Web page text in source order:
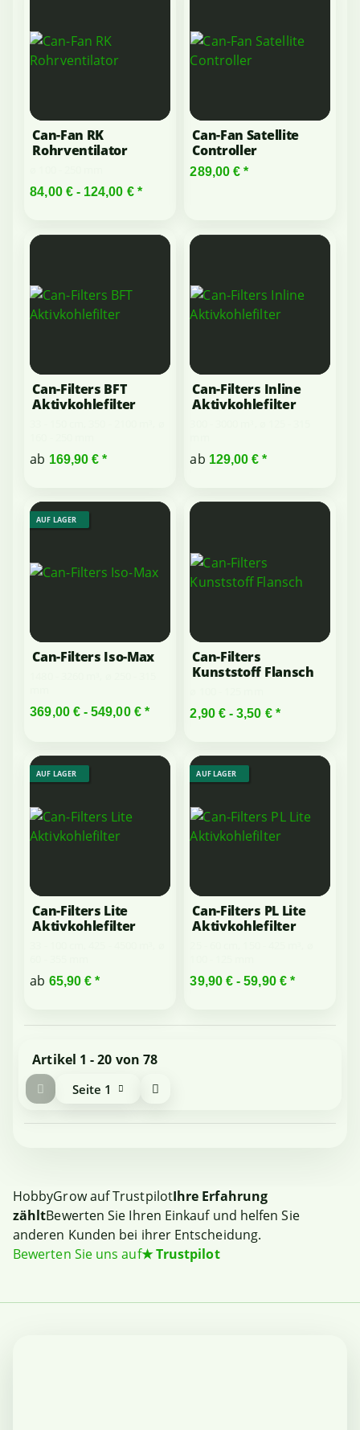
Can-Fan RK
Rohrventilator
84,00 € - 124,00 € *
Can-Fan Satellite
Controller
289,00 €*
Can-Filters BFT
Aktivkohlefilter
ab 169,90 €*
Can-Filters Inline
Aktivkohlefilter
ab 129,00 €*
AUF LAGER
Can-Filters Iso-Max
369,00 € -549,00 € *
Can-Filters
Kunststoff Flansch
2,90 € -3,50 € *
AUF LAGER
Can-Filters Lite
Aktivkohlefilter
ab 65,90 €*
AUF LAGER
Can-Filters PL Lite
Aktivkohlefilter
39,90 € -59,90 € *
Artikel 1 - 20 von 78
Seite 1
HobbyGrow auf TrustpilotIhre Erfahrung
zähltBewerten Sie Ihren Einkauf und helfen Sie
anderen Kunden bei ihrer Entscheidung.
Bewerten Sie uns auf★Trustpilot